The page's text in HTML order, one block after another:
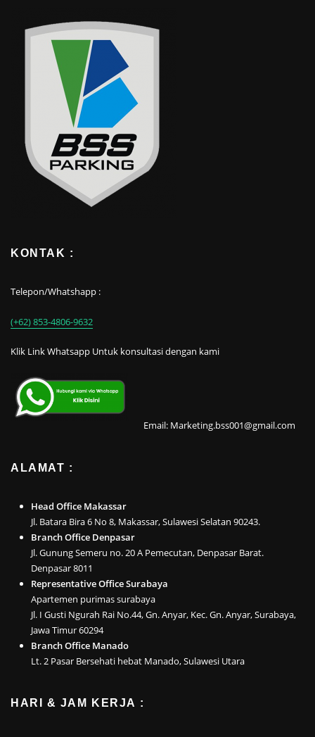
KONTAK :
Telepon/Whatshapp :
(+62) 853-4806-9632
Klik Link Whatsapp Untuk konsultasi dengan kami
Email: Marketing.bss001@gmail.com
ALAMAT :
Head Office Makassar
Jl. Batara Bira 6 No 8, Makassar, Sulawesi Selatan 90243.
Branch Office Denpasar
Jl. Gunung Semeru no. 20 A Pemecutan, Denpasar Barat.
Denpasar 8011
Representative Office Surabaya
Apartemen purimas surabaya
Jl. I Gusti Ngurah Rai No.44, Gn. Anyar, Kec. Gn. Anyar, Surabaya,
Jawa Timur 60294
Branch Office Manado
Lt. 2 Pasar Bersehati hebat Manado, Sulawesi Utara
HARI & JAM KERJA :